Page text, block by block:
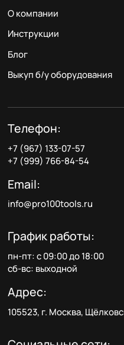
О компании
Инструкции
Блог
Выкуп б/у оборудования
Телефон:
+7 (967) 133-07-57
+7 (999) 766-84-54
Email:
info@pro100tools.ru
График работы:
пн-пт: с 09:00 до 18:00
сб-вс: выходной
Адрес:
105523, г. Москва,